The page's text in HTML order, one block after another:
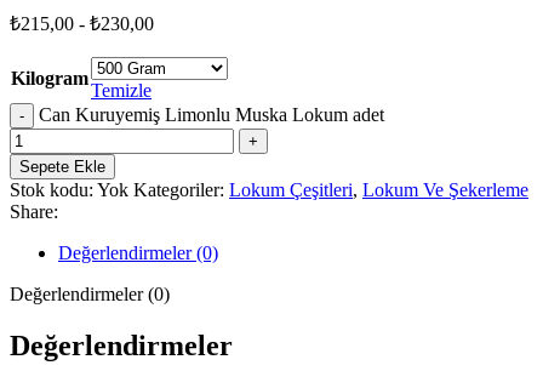
₺215,00 - ₺230,00
Kilogram
Temizle
Can Kuruyemiş Limonlu Muska Lokum adet
Sepete Ekle
Stok kodu: Yok Kategoriler: Lokum Çeşitleri, Lokum Ve Şekerleme
Share:
Değerlendirmeler (0)
Değerlendirmeler (0)
Değerlendirmeler